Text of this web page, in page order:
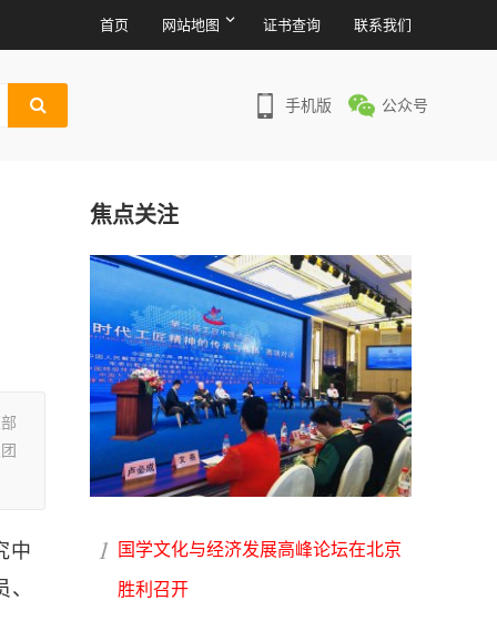
首页 网站地图 证书查询 联系我们
手机版 公众号
中
焦点关注
1 国学文化与经济发展高峰论坛在北京
胜利召开